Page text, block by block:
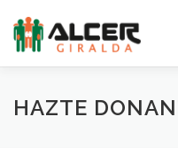
contenido
LA ASOCIACIÓN LA
HAZTE